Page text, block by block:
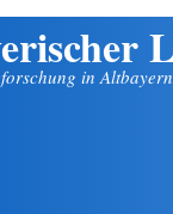
in